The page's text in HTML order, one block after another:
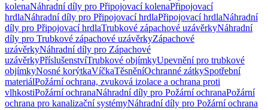
kolenaNáhradní díly pro Připojovací kolenaPřipojovací
hrdlaNáhradní díly pro Připojovací hrdlaPřipojovací hrdlaNáhradní
díly pro Připojovací hrdlaTrubkové zápachové uzávěrkyNáhradní
díly pro Trubkové zápachové uzávěrkyZápachové
uzávěrkyNáhradní díly pro Zápachové
uzávěrkyPříslušenstvíTrubkové objímkyUpevnění pro trubkové
objímkyNosné korýtkaVíčkaTěsněníOchranné zátkySpotřební
materiálPožární ochrana, zvuková izolace a ochrana proti
vlhkostiPožární ochranaNáhradní díly pro Požární ochranaPožární
ochrana pro kanalizační systémyNáhradní díly pro Požární ochrana